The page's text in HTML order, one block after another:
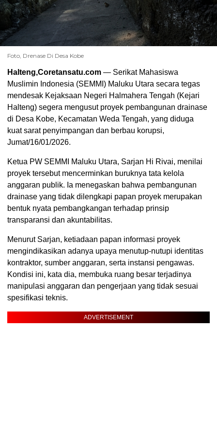
Foto, Drenase Di Desa Kobe
Halteng,Coretansatu.com — Serikat Mahasiswa
Muslimin Indonesia (SEMMI) Maluku Utara secara tegas
mendesak Kejaksaan Negeri Halmahera Tengah (Kejari
Halteng) segera mengusut proyek pembangunan drainase
di Desa Kobe, Kecamatan Weda Tengah, yang diduga
kuat sarat penyimpangan dan berbau korupsi,
Jumat/16/01/2026.
Ketua PW SEMMI Maluku Utara, Sarjan Hi Rivai, menilai
proyek tersebut mencerminkan buruknya tata kelola
anggaran publik. Ia menegaskan bahwa pembangunan
drainase yang tidak dilengkapi papan proyek merupakan
bentuk nyata pembangkangan terhadap prinsip
transparansi dan akuntabilitas.
Menurut Sarjan, ketiadaan papan informasi proyek
mengindikasikan adanya upaya menutup-nutupi identitas
kontraktor, sumber anggaran, serta instansi pengawas.
Kondisi ini, kata dia, membuka ruang besar terjadinya
manipulasi anggaran dan pengerjaan yang tidak sesuai
spesifikasi teknis.
ADVERTISEMENT